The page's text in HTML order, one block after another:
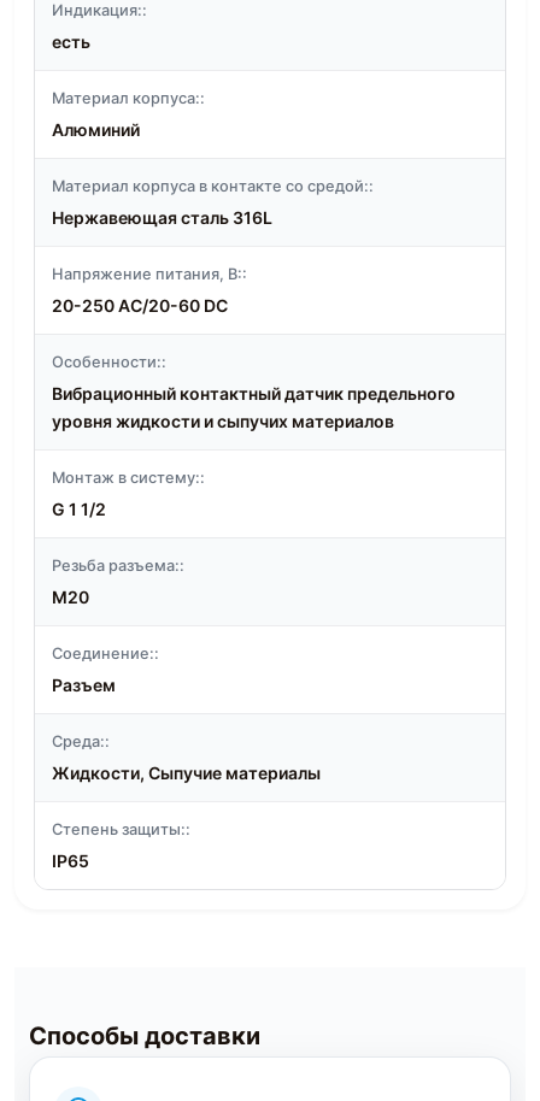
Индикация::
есть
Материал корпуса::
Алюминий
Материал корпуса в контакте со средой::
Нержавеющая сталь 316L
Напряжение питания, В::
20-250 AC/20-60 DC
Особенности::
Вибрационный контактный датчик предельного
уровня жидкости и сыпучих материалов
Монтаж в систему::
G 1 1/2
Резьба разъема::
M20
Соединение::
Разъем
Среда::
Жидкости, Сыпучие материалы
Степень защиты::
IP65
Способы доставки